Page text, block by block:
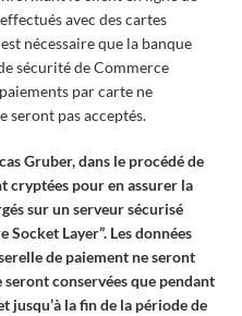
avec des cartes
nécessaire que la banque
sécurité de Commerce
par carte ne
seront pas acceptés.
Gruber, dans le procédé de
cryptées pour en assurer la
sur un serveur sécurisé
Layer”. Les données
de paiement ne seront
seront conservées que pendant
jusqu’à la fin de la période de